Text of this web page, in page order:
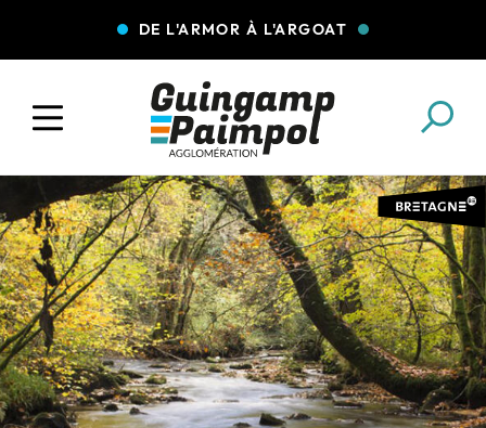
DE L'ARMOR À L'ARGOAT
COLLECTE DES DÉCHETS EAU ET ASSAINISSEMENT
ENFANCE JEUNESSE L'AGGLO' RECRUTE